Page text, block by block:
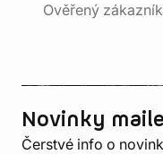
Ověřený
Novinky
Čerstvé info o